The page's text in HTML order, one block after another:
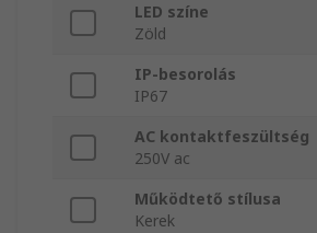
LED színe
Zöld
IP-besorolás
IP67
AC kontaktfeszültség
250V ac
Működtető stílusa
Kerek